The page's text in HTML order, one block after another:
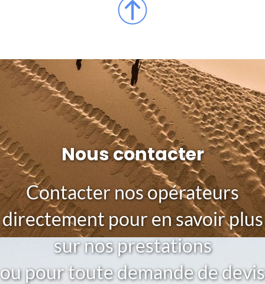
Nous contacter
Contacter nos opérateurs
directement pour en savoir plus
sur nos prestations
ou pour toute demande de devis